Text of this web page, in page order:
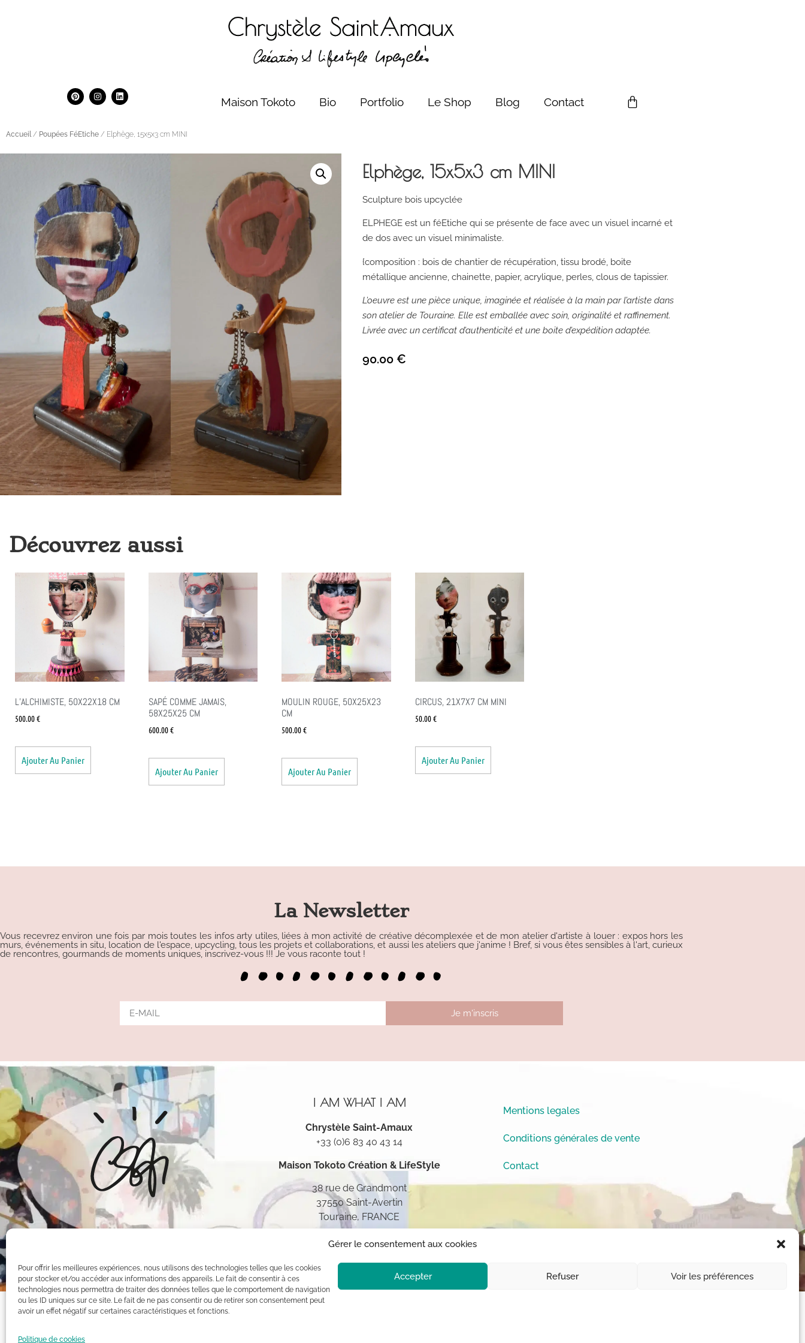
Gérer le consentement aux cookies
Pour offrir les meilleures expériences, nous utilisons des technologies telles que les cookies
pour stocker et/ou accéder aux informations des appareils. Le fait de consentir à ces
technologies nous permettra de traiter des données telles que le comportement de navigation
ou les ID uniques sur ce site. Le fait de ne pas consentir ou de retirer son consentement peut
avoir un effet négatif sur certaines caractéristiques et fonctions.
Accepter Refuser Voir les préférences
Politique de cookies
Maison Tokoto Bio Portfolio Le Shop Blog Contact
Accueil / Poupées FéEtiche / Elphège, 15x5x3 cm MINI
Elphège, 15x5x3 cm MINI
Sculpture bois upcyclée
ELPHEGE est un féEtiche qui se présente de face avec un visuel incarné et
de dos avec un visuel minimaliste.
{composition : bois de chantier de récupération, tissu brodé, boite
métallique ancienne, chainette, papier, acrylique, perles, clous de tapissier.
L’oeuvre est une pièce unique, imaginée et réalisée à la main par l’artiste dans
son atelier de Touraine. Elle est emballée avec soin, originalité et raffinement.
Livrée avec un certificat d’authenticité et une boite d’expédition adaptée.
90.00 €
Découvrez aussi
L’ALCHIMISTE, 50X22X18 CM
500.00€
Ajouter Au Panier
SAPÉ COMME JAMAIS,
58X25X25 CM
600.00€
Ajouter Au Panier
MOULIN ROUGE, 50X25X23
CM
500.00€
Ajouter Au Panier
CIRCUS, 21X7X7 CM MINI
50.00€
Ajouter Au Panier
La Newsletter
Vous recevrez environ une fois par mois toutes les infos arty utiles, liées à mon activité de créative décomplexée et de mon atelier d'artiste à louer : expos hors les
murs, événements in situ, location de l'espace, upcycling, tous les projets et collaborations, et aussi les ateliers que j'anime ! Bref, si vous êtes sensibles à l'art, curieux
de rencontres, gourmands de moments uniques, inscrivez-vous !!! Je vous raconte tout !
Je m'inscris
I AM WHAT I AM
Chrystèle Saint-Amaux
+33 (0)6 83 40 43 14
Maison Tokoto Création & LifeStyle
38 rue de Grandmont
37550 Saint-Avertin
Touraine, FRANCE
Mentions legales
Conditions générales de vente
Contact
Toutes les oeuvres présentées sur ce site appartiennent exclusivement à l’auteur (sauf mention contraire) aux termes des articles L 111-1 et L112-1 du code de la Propriété